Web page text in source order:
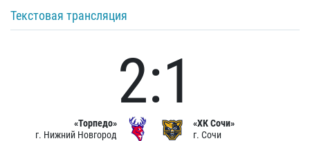
Текстовая трансляция
«Торпедо»
г. Нижний Новгород
2:1
«ХК Сочи»
г. Сочи